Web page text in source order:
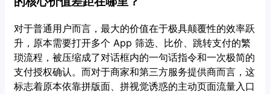
对于普通用户而言，最大的价值在于极具颠覆性的效率跃
升，原本需要打开多个 App 筛选、比价、跳转支付的繁
琐流程，被压缩成了对话框内的一句话指令和一次极简的
支付授权确认。而对于商家和第三方服务提供商而言，这
标志着原本依靠拼版面、拼视觉诱惑的主动页面流量入口